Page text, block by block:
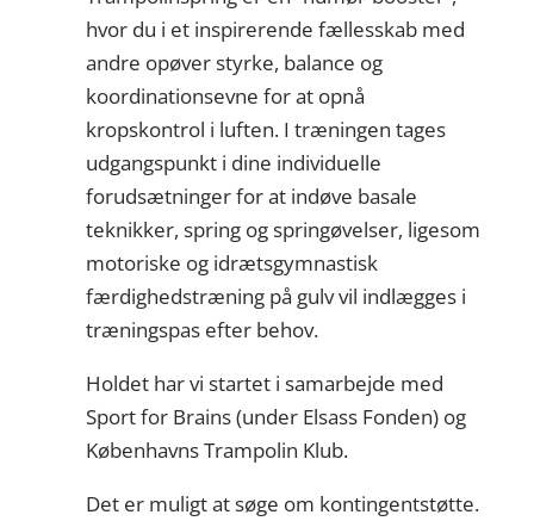
hvor du i et inspirerende fællesskab med
andre opøver styrke, balance og
koordinationsevne for at opnå
kropskontrol i luften. I træningen tages
udgangspunkt i dine individuelle
forudsætninger for at indøve basale
teknikker, spring og springøvelser, ligesom
motoriske og idrætsgymnastisk
færdighedstræning på gulv vil indlægges i
træningspas efter behov.
Holdet har vi startet i samarbejde med
Sport for Brains (under Elsass Fonden) og
Københavns Trampolin Klub.
Det er muligt at søge om kontingentstøtte.